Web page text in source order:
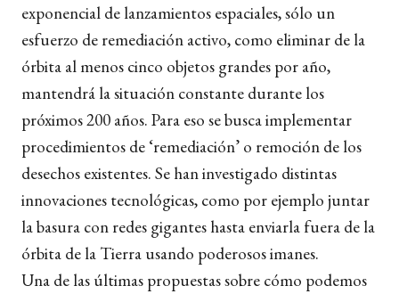
exponencial de lanzamientos espaciales, sólo un
esfuerzo de remediación activo, como eliminar de la
órbita al menos cinco objetos grandes por año,
mantendrá la situación constante durante los
próximos 200 años. Para eso se busca implementar
procedimientos de ‘remediación’ o remoción de los
desechos existentes. Se han investigado distintas
innovaciones tecnológicas, como por ejemplo juntar
la basura con redes gigantes hasta enviarla fuera de la
órbita de la Tierra usando poderosos imanes.
Una de las últimas propuestas sobre cómo podemos